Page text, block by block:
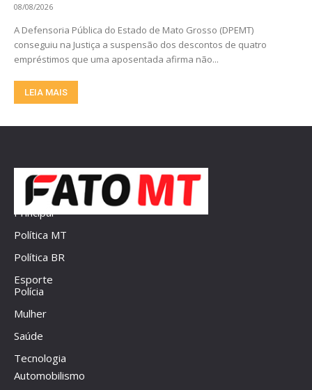
08/08/2026
A Defensoria Pública do Estado de Mato Grosso (DPEMT)
conseguiu na Justiça a suspensão dos descontos de quatro
empréstimos que uma aposentada afirma não...
LEIA MAIS
Principal
Política MT
Política BR
Esporte
Polícia
Mulher
Saúde
Tecnologia
Automobilismo